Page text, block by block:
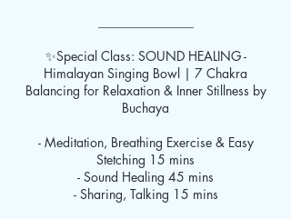
✨Special Class: SOUND HEALING -
Himalayan Singing Bowl | 7 Chakra
Balancing for Relaxation & Inner Stillness by
Buchaya
- Meditation, Breathing Exercise & Easy
Stetching 15 mins
- Sound Healing 45 mins
- Sharing, Talking 15 mins